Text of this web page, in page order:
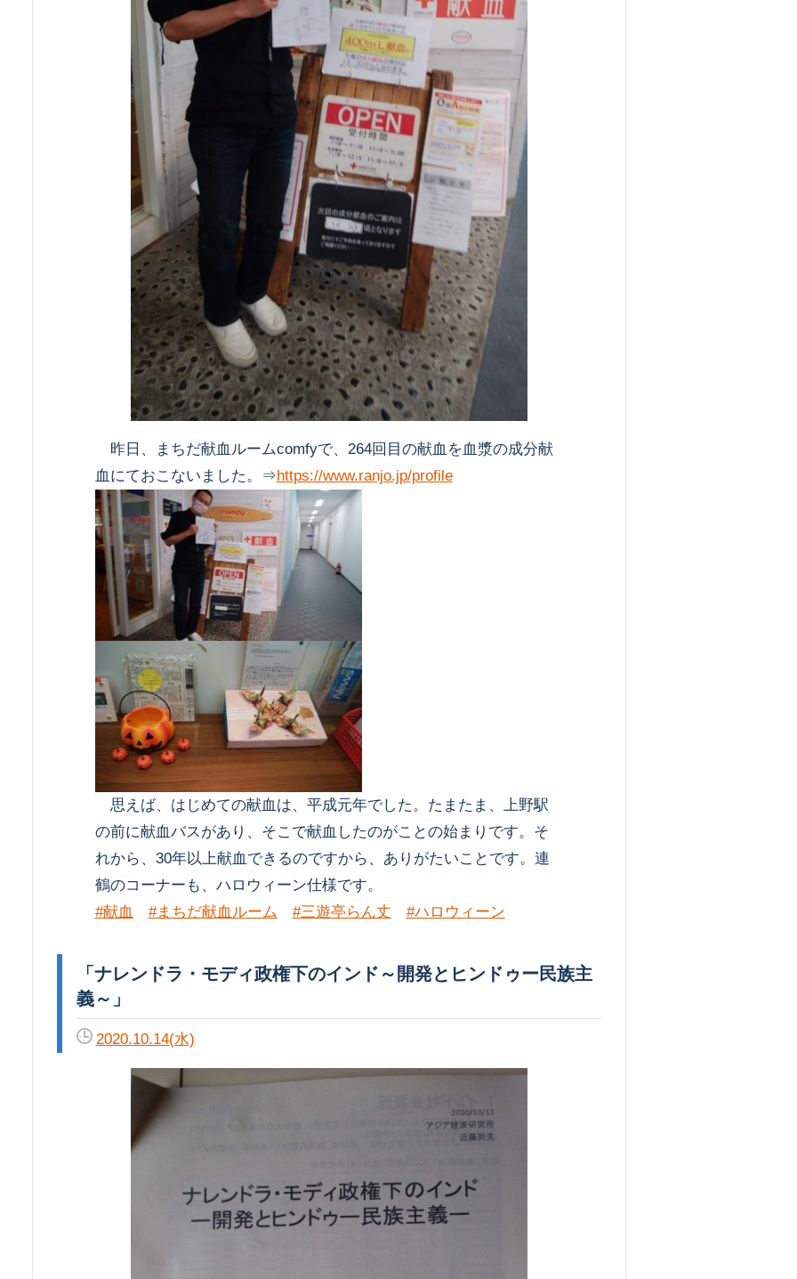
昨日、まちだ献血ルームcomfyで、264回目の献血を血漿の成分献
血にておこないました。⇒https://www.ranjo.jp/profile
思えば、はじめての献血は、平成元年でした。たまたま、上野駅
の前に献血バスがあり、そこで献血したのがことの始まりです。そ
れから、30年以上献血できるのですから、ありがたいことです。連
鶴のコーナーも、ハロウィーン仕様です。
#献血
#まちだ献血ルーム #三遊亭らん丈 #ハロウィーン
「ナレンドラ・モディ政権下のインド～開発とヒンドゥー民族主
義～」
2020.10.14(水)